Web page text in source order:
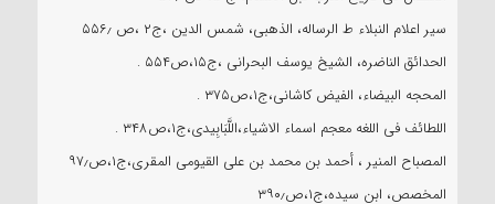
سیر اعلام النبلاء ط الرساله، الذهبی، شمس الدین ،ج۲ ،ص ۵۵۶٫
الحدائق الناضره، الشیخ یوسف البحرانی ،ج۱۵،ص۵۵۴ .
المحجه البیضاء، الفیض کاشانی،ج۱،ص۳۷۵ .
اللطائف فی اللغه معجم اسماء الاشیاء،اللَّبَابِیدی،ج۱،ص۳۴۸ .
المصباح المنیر ، أحمد بن محمد بن علی القیومی المقرى،ج۱،ص۹۷٫
المخصص، ابن سیده،ج۱،ص۳۹۰٫